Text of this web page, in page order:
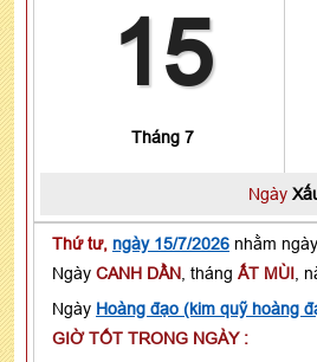
15
Tháng 7
Ngày
Thứ tư, ngày 15/7/2026 nhằm ngày
Ngày CANH DẦN , tháng ẤT MÙI ,
Ngày Hoàng đạo (kim quỹ hoàng
GIỜ TỐT TRONG NGÀY :